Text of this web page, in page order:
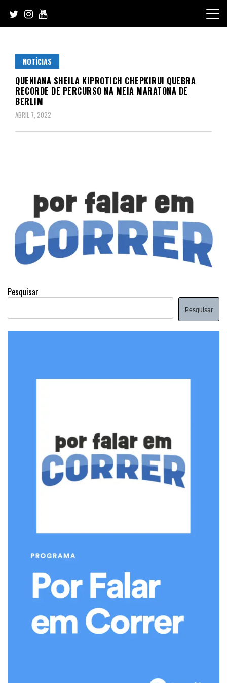
content
NOTÍCIAS
QUENIANA SHEILA KIPROTICH CHEPKIRUI QUEBRA
RECORDE DE PERCURSO NA MEIA MARATONA DE
BERLIM
ABRIL 7, 2022
Pesquisar
Pesquisar